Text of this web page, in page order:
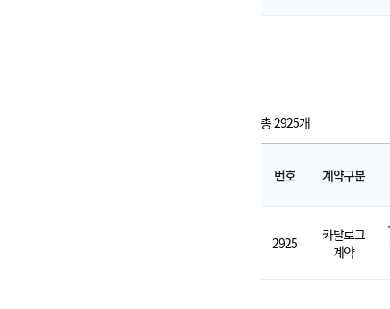
총 2925개
번호 계약구분
2925
카탈로그
계약